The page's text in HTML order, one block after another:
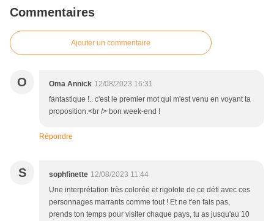
Commentaires
Ajouter un commentaire
O Oma Annick 12/08/2023 16:31
fantastique !.. c'est le premier mot qui m'est venu en voyant ta
proposition.<br /> bon week-end !
Répondre
S sophfinette 12/08/2023 11:44
Une interprétation très colorée et rigolote de ce défi avec ces
personnages marrants comme tout ! Et ne t'en fais pas,
prends ton temps pour visiter chaque pays, tu as jusqu'au 10